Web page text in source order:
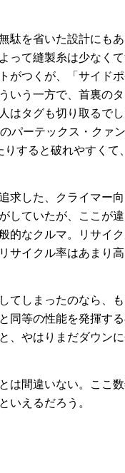
駄を省いた設計にも
って縫製糸は少なく
がつくが、「サイド
う一方で、首裏の
はタグも切り取るで
パーテックス・クァ
すると破れやすくて
した、クライマー
していたが、ここが
的なクルマ。リサイ
イクル率はあまり高
てしまったのなら、
同等の性能を発揮す
やはりまだダウンに
は間違いない。ここ
えるだろう。